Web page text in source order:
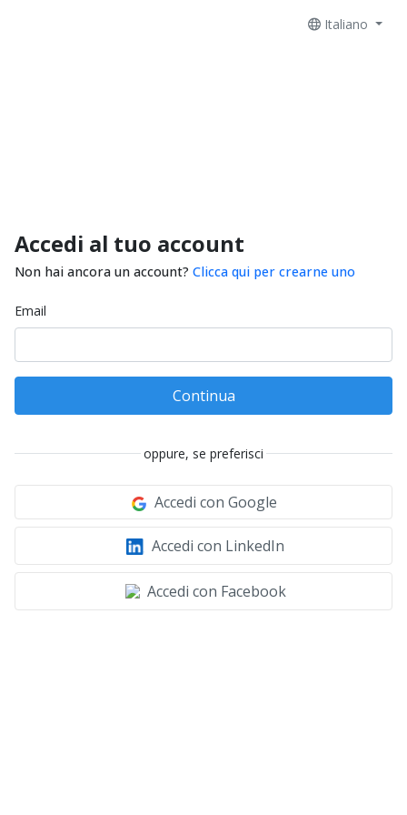
Italiano
Accedi al tuo account
Non hai ancora un account? Clicca qui per crearne uno
Email
Continua
oppure, se preferisci
Accedi con Google
Accedi con LinkedIn
Accedi con Facebook